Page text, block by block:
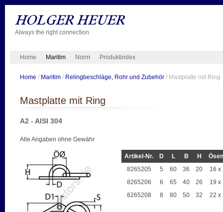
Always the right connection
Home Maritim Norm Produktindex
Home / Maritim/ Relingbeschläge, Rohr und Zubehör/ Mastplatte mit Ring
Mastplatte mit Ring
A2 - AISI 304
Alle Angaben ohne Gewähr
Artikel-Nr. D L B H
8265205
5 60 36 20
16 x
8265206
6 65 40 26
19 x
8265208
8 80 50 32 22 x